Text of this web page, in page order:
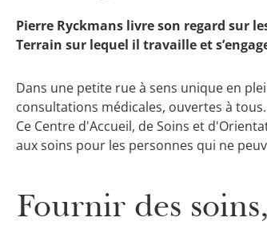
Pierre Ryckmans livre son regard sur
Terrain sur lequel il travaille et
Dans une petite rue à sens unique en
consultations médicales, ouvertes à
Ce Centre d'Accueil, de Soins et
aux soins pour les personnes qui ne
Fournir des